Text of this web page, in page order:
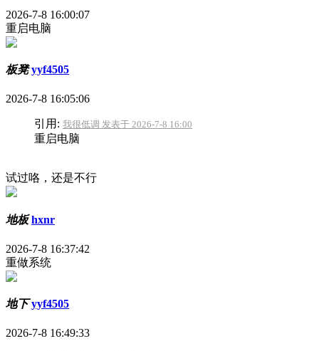
2026-7-8 16:00:07
重启电脑
板凳 yyf4505
2026-7-8 16:05:06
引用: 我很低调 发表于 2026-7-8 16:00
重启电脑
试过咯，还是不行
地板 hxnr
2026-7-8 16:37:42
重做系统
地下 yyf4505
2026-7-8 16:49:33